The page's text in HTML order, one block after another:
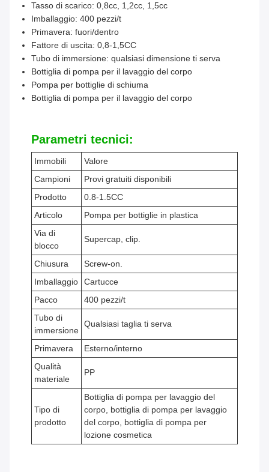
Tasso di scarico: 0,8cc, 1,2cc, 1,5cc
Imballaggio: 400 pezzi/t
Primavera: fuori/dentro
Fattore di uscita: 0,8-1,5CC
Tubo di immersione: qualsiasi dimensione ti serva
Bottiglia di pompa per il lavaggio del corpo
Pompa per bottiglie di schiuma
Bottiglia di pompa per il lavaggio del corpo
Parametri tecnici:
Immobili
Valore
Campioni
Provi gratuiti disponibili
Prodotto
0.8-1.5CC
Articolo
Pompa per bottiglie in plastica
Via di
blocco
Supercap, clip.
Chiusura
Screw-on.
Imballaggio
Cartucce
Pacco
400 pezzi/t
Tubo di
immersione
Qualsiasi taglia ti serva
Primavera
Esterno/interno
Qualità
materiale
PP
Tipo di
prodotto
Bottiglia di pompa per lavaggio del
corpo, bottiglia di pompa per lavaggio
del corpo, bottiglia di pompa per
lozione cosmetica